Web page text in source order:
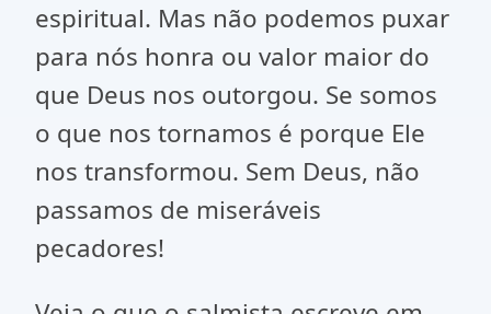
espiritual. Mas não podemos puxar
para nós honra ou valor maior do
que Deus nos outorgou. Se somos
o que nos tornamos é porque Ele
nos transformou. Sem Deus, não
passamos de miseráveis
pecadores!